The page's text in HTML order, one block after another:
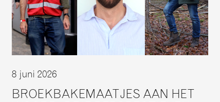
8 juni 2026
BROEKBAKEMAATJES AAN HET